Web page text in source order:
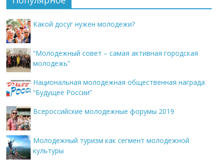
Какой досуг нужен молодежи?
“Молодежный совет – самая активная городская
молодежь”
Национальная молодежная общественная награда
“Будущее России”
Всероссийские молодежные форумы 2019
Молодежный туризм как сегмент молодежной
культуры